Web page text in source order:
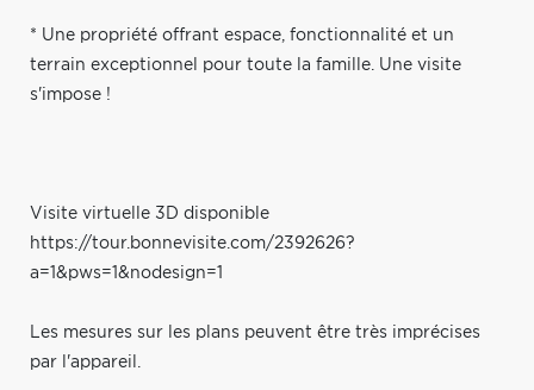
* Une propriété offrant espace, fonctionnalité et un
terrain exceptionnel pour toute la famille. Une visite
s'impose !
Visite virtuelle 3D disponible
https://tour.bonnevisite.com/2392626?
a=1&pws=1&nodesign=1
Les mesures sur les plans peuvent être très imprécises
par l'appareil.